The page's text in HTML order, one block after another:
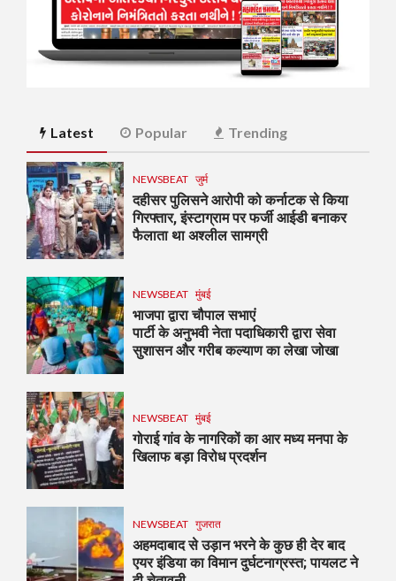
Latest Popular Trending
NEWSBEAT जुर्म
दहीसर पुलिसने आरोपी को कर्नाटक से किया
गिरफ्तार, इंस्टाग्राम पर फर्जी आईडी बनाकर
फैलाता था अश्लील सामग्री
NEWSBEAT मुंबई
भाजपा द्वारा चौपाल सभाएं
पार्टी के अनुभवी नेता पदाधिकारी द्वारा सेवा
सुशासन और गरीब कल्याण का लेखा जोखा
NEWSBEAT मुंबई
गोराई गांव के नागरिकों का आर मध्य मनपा के
खिलाफ बड़ा विरोध प्रदर्शन
NEWSBEAT गुजरात
अहमदाबाद से उड़ान भरने के कुछ ही देर बाद
एयर इंडिया का विमान दुर्घटनाग्रस्त; पायलट ने